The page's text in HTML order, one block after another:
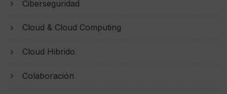
Ciberseguridad
Cloud & Cloud Computing
Cloud Hibrido
Colaboración